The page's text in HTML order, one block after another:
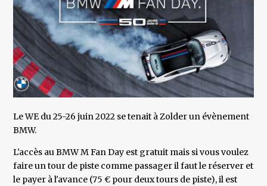
Le WE du 25-26 juin 2022 se tenait à Zolder un évènement
BMW.
L'accès au BMW M Fan Day est gratuit mais si vous voulez
faire un tour de piste comme passager il faut le réserver et
le payer à l'avance (75 € pour deux tours de piste), il est